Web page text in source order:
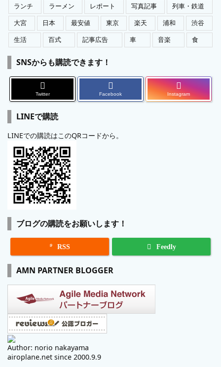
ランチ
ラーメン レポート 写真記事
列車・鉄道
大宮
日本 最安値 東京 楽天 浦和
渋谷
生活
百式 記事広告 車 音楽 食
SNSからも購読できます！
Twitter Facebook Instagram
LINEで購読
LINEでの購読はこのQRコードから。
ブログの購読をお願いします！
 RSS Feedly
AMN PARTNER BLOGGER
Author: norio nakayama
airoplane.net since 2000.9.9